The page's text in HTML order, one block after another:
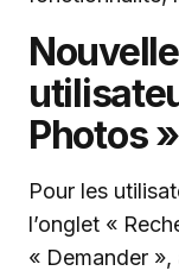
Photos »
Pour les
l’onglet «
« Demander